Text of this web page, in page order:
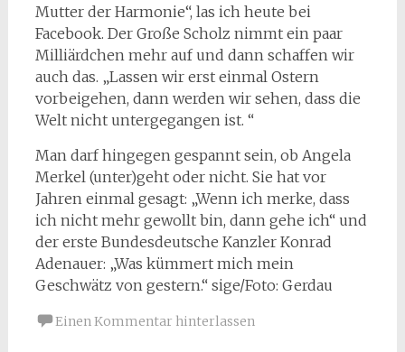
Mutter der Harmonie“, las ich heute bei
Facebook. Der Große Scholz nimmt ein paar
Milliärdchen mehr auf und dann schaffen wir
auch das. „Lassen wir erst einmal Ostern
vorbeigehen, dann werden wir sehen, dass die
Welt nicht untergegangen ist. “
Man darf hingegen gespannt sein, ob Angela
Merkel (unter)geht oder nicht. Sie hat vor
Jahren einmal gesagt: „Wenn ich merke, dass
ich nicht mehr gewollt bin, dann gehe ich“ und
der erste Bundesdeutsche Kanzler Konrad
Adenauer: „Was kümmert mich mein
Geschwätz von gestern.“ sige/Foto: Gerdau
Einen Kommentar hinterlassen